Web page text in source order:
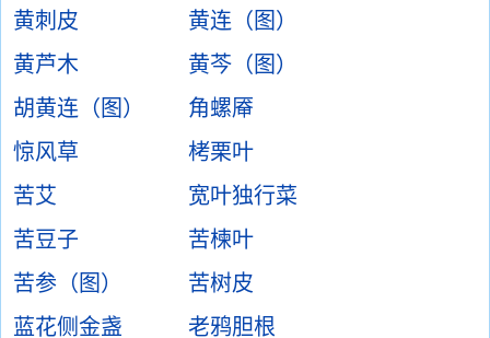
黄刺皮
黄连（图）
黄芦木
黄芩（图）
胡黄连（图）
角螺厣
惊风草
栲栗叶
苦艾
宽叶独行菜
苦豆子
苦楝叶
苦参（图）
苦树皮
蓝花侧金盏
老鸦胆根